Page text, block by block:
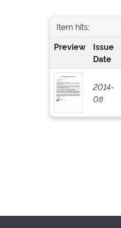
Item hits:
Preview
Issue
Date
2014-
08